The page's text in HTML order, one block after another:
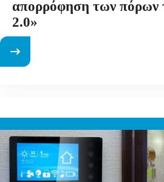
απορρόφηση των πόρων
2.0»